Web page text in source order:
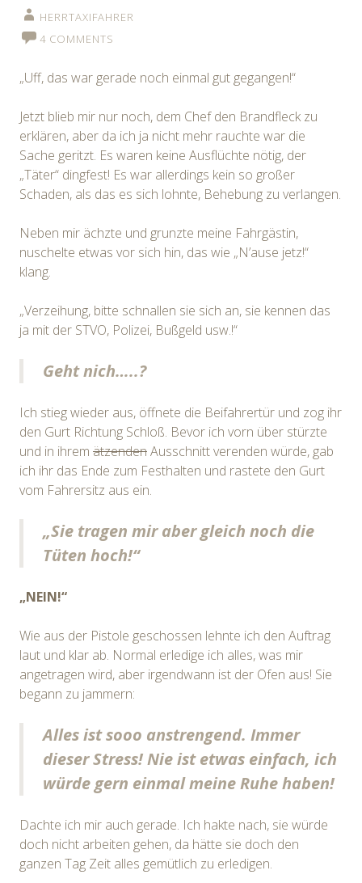
HERRTAXIFAHRER
4 COMMENTS
„Uff, das war gerade noch einmal gut gegangen!“
Jetzt blieb mir nur noch, dem Chef den Brandfleck zu
erklären, aber da ich ja nicht mehr rauchte war die
Sache geritzt. Es waren keine Ausflüchte nötig, der
„Täter“ dingfest! Es war allerdings kein so großer
Schaden, als das es sich lohnte, Behebung zu verlangen.
Neben mir ächzte und grunzte meine Fahrgästin,
nuschelte etwas vor sich hin, das wie „N’ause jetz!“
klang.
„Verzeihung, bitte schnallen sie sich an, sie kennen das
ja mit der STVO, Polizei, Bußgeld usw.!“
Geht nich…..?
Ich stieg wieder aus, öffnete die Beifahrertür und zog ihr
den Gurt Richtung Schloß. Bevor ich vorn über stürzte
und in ihrem ätzendenAusschnitt verenden würde, gab
ich ihr das Ende zum Festhalten und rastete den Gurt
vom Fahrersitz aus ein.
„Sie tragen mir aber gleich noch die
Tüten hoch!“
„NEIN!“
Wie aus der Pistole geschossen lehnte ich den Auftrag
laut und klar ab. Normal erledige ich alles, was mir
angetragen wird, aber irgendwann ist der Ofen aus! Sie
begann zu jammern:
Alles ist sooo anstrengend. Immer
dieser Stress! Nie ist etwas einfach, ich
würde gern einmal meine Ruhe haben!
Dachte ich mir auch gerade. Ich hakte nach, sie würde
doch nicht arbeiten gehen, da hätte sie doch den
ganzen Tag Zeit alles gemütlich zu erledigen.